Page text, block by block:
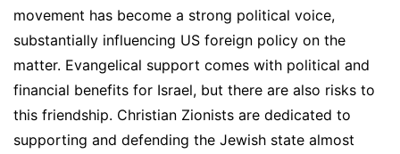
movement has become a strong political voice,
substantially influencing US foreign policy on the
matter. Evangelical support comes with political and
financial benefits for Israel, but there are also risks to
this friendship. Christian Zionists are dedicated to
supporting and defending the Jewish state almost